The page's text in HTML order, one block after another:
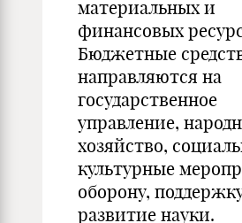
материальных и
финансовых
Бюджетные
направляются на
государственное
управление,
хозяйство,
культурные
оборону,
развитие науки.